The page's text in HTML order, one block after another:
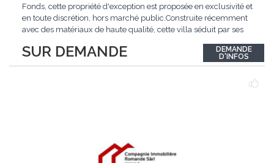
SUR DEMANDE
Fonds, cette propriété d'exception est proposée en exclusivité et
en toute discrétion, hors marché public.Construite récemment
avec des matériaux de haute qualité, cette villa séduit par ses
remarquable.L'espace de vie s'ouvre sur un jardin avec piscine,
un véritable...
DEMANDE
D'INFOS